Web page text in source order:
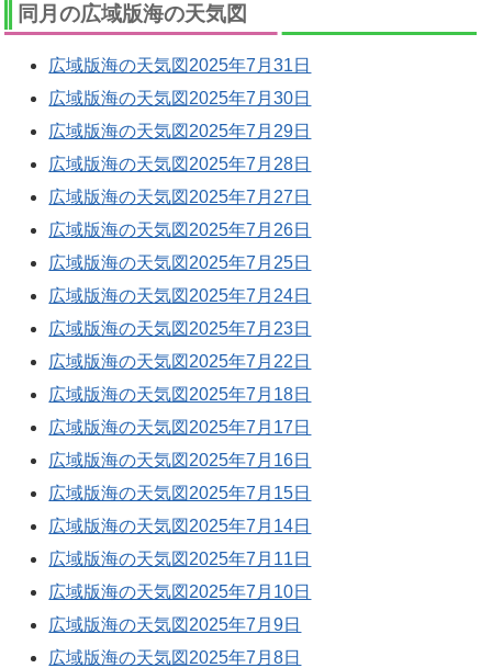
同月の広域版海の天気図
広域版海の天気図2025年7月31日
広域版海の天気図2025年7月30日
広域版海の天気図2025年7月29日
広域版海の天気図2025年7月28日
広域版海の天気図2025年7月27日
広域版海の天気図2025年7月26日
広域版海の天気図2025年7月25日
広域版海の天気図2025年7月24日
広域版海の天気図2025年7月23日
広域版海の天気図2025年7月22日
広域版海の天気図2025年7月18日
広域版海の天気図2025年7月17日
広域版海の天気図2025年7月16日
広域版海の天気図2025年7月15日
広域版海の天気図2025年7月14日
広域版海の天気図2025年7月11日
広域版海の天気図2025年7月10日
広域版海の天気図2025年7月9日
広域版海の天気図2025年7月8日